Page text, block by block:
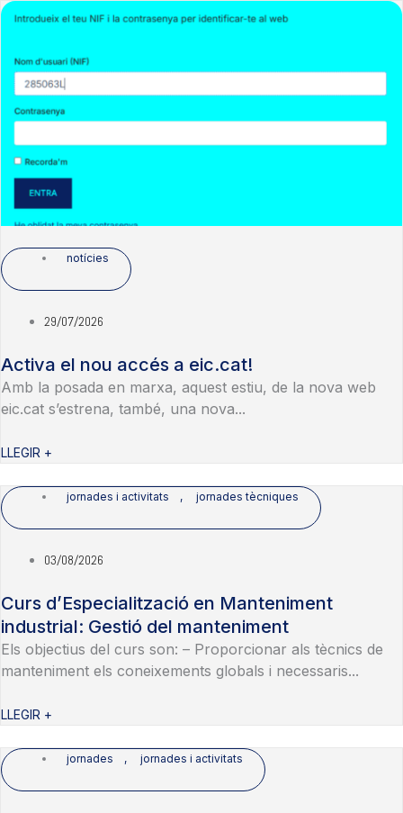
notícies
29/07/2026
Activa el nou accés a eic.cat!
Amb la posada en marxa, aquest estiu, de la nova web
eic.cat s’estrena, també, una nova...
LLEGIR +
jornades i activitats , jornades tècniques
03/08/2026
Curs d’Especialització en Manteniment
industrial: Gestió del manteniment
Els objectius del curs son: – Proporcionar als tècnics de
manteniment els coneixements globals i necessaris...
LLEGIR +
jornades , jornades i activitats